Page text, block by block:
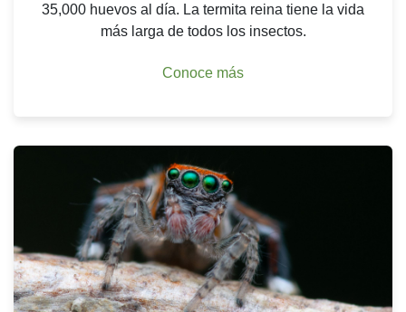
35,000 huevos al día. La termita reina tiene la vida
más larga de todos los insectos.
Conoce más